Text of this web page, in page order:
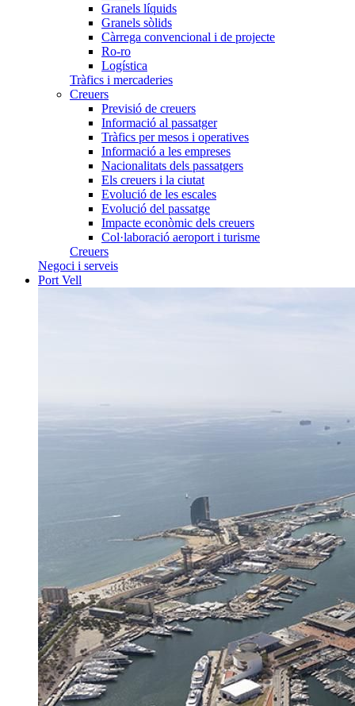
Granels líquids
Granels sòlids
Càrrega convencional i de projecte
Ro-ro
Logística
Tràfics i mercaderies
Creuers
Previsió de creuers
Informació al passatger
Tràfics per mesos i operatives
Informació a les empreses
Nacionalitats dels passatgers
Els creuers i la ciutat
Evolució de les escales
Evolució del passatge
Impacte econòmic dels creuers
Col·laboració aeroport i turisme
Creuers
Negoci i serveis
Port Vell